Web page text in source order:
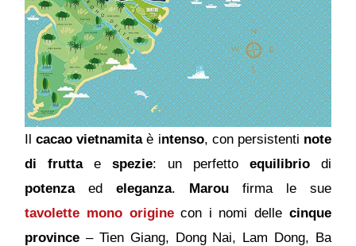
Ilcacao vietnamitaè intenso, con persistenti note
di fruttae spezie: un perfetto equilibriodi
potenzaedeleganza. Marou firma le sue
tavolette mono originecon i nomi delle cinque
province – Tien Giang, Dong Nai, Lam Dong, Ba